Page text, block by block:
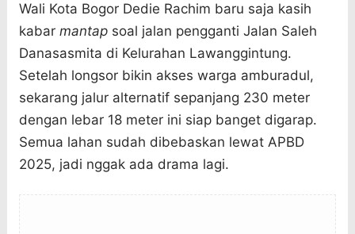
Wali Kota Bogor Dedie Rachim baru saja kasih
kabar mantapsoal jalan pengganti Jalan Saleh
Danasasmita di Kelurahan Lawanggintung.
Setelah longsor bikin akses warga amburadul,
sekarang jalur alternatif sepanjang 230 meter
dengan lebar 18 meter ini siap banget digarap.
Semua lahan sudah dibebaskan lewat APBD
2025, jadi nggak ada drama lagi.